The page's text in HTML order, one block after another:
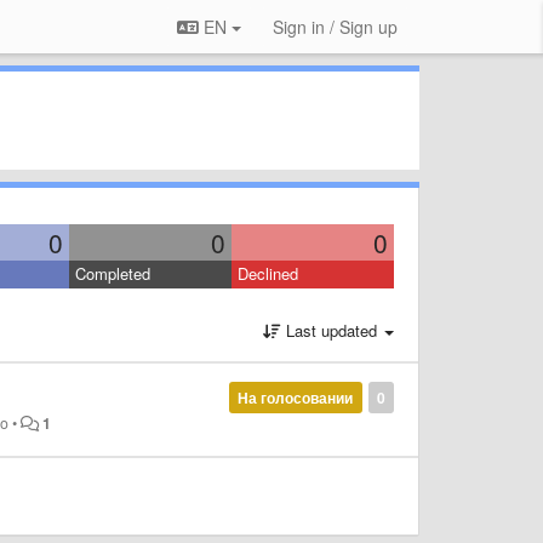
EN Sign in / Sign up
0 0 0
Completed Declined
Last updated
0
На голосовании
• 1